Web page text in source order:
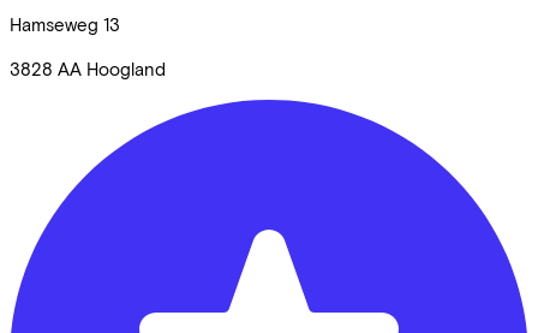
Hamseweg 13
3828 AA Hoogland